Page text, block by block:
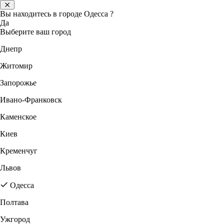
Вы находитесь в городе Одесса ?
Да
Выберите ваш город
Днепр
Житомир
Запорожье
Ивано-Франковск
Каменское
Киев
Кременчуг
Львов
Одесса
Полтава
Ужгород